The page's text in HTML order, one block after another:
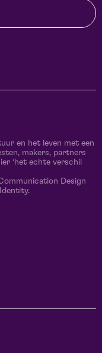
en het leven met een
makers, partners
‘het echte verschil
Design